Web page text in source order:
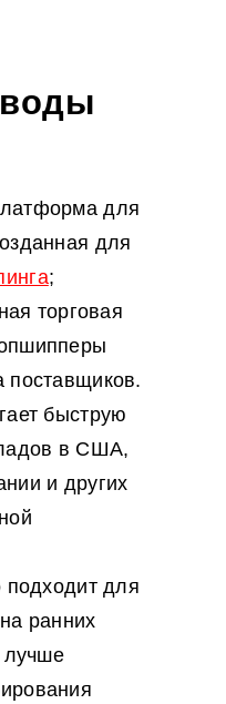
для
для
;
торговая
поставщиков.
быструю
в США,
и других
подходит для
ранних
лучше